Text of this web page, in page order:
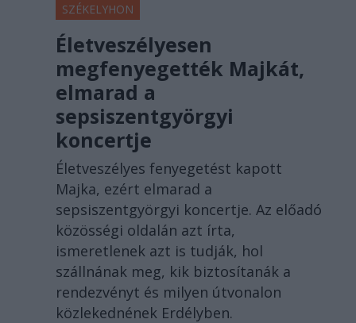
SZÉKELYHON
Életveszélyesen
megfenyegették Majkát,
elmarad a
sepsiszentgyörgyi
koncertje
Életveszélyes fenyegetést kapott
Majka, ezért elmarad a
sepsiszentgyörgyi koncertje. Az előadó
közösségi oldalán azt írta,
ismeretlenek azt is tudják, hol
szállnának meg, kik biztosítanák a
rendezvényt és milyen útvonalon
közlekednének Erdélyben.